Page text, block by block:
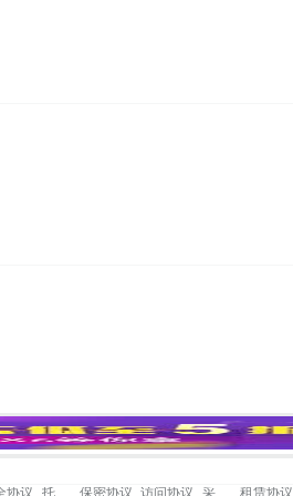
协议 托管协议 保密协议 访问协议 采购协议 租赁协议